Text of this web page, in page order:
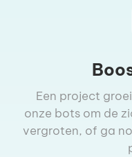
Een project
onze bots om de
vergroten, of ga